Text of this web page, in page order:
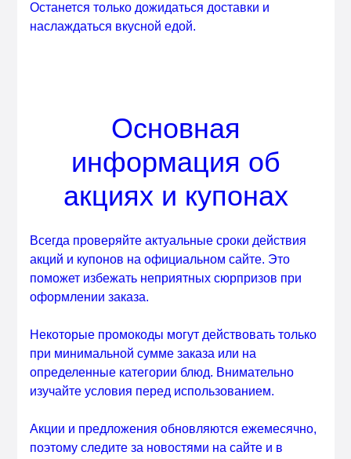
Останется только дожидаться доставки и
наслаждаться вкусной едой.
Основная
информация об
акциях и купонах
Всегда проверяйте актуальные сроки действия
акций и купонов на официальном сайте. Это
поможет избежать неприятных сюрпризов при
оформлении заказа.
Некоторые промокоды могут действовать только
при минимальной сумме заказа или на
определенные категории блюд. Внимательно
изучайте условия перед использованием.
Акции и предложения обновляются ежемесячно,
поэтому следите за новостями на сайте и в